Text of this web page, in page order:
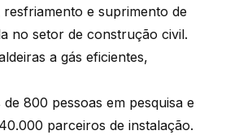
e suprimento de
no setor de construção civil.
a gás eficientes,
800 pessoas em pesquisa e
parceiros de instalação.